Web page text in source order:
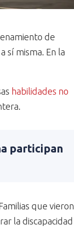
de
sí misma. En la
habilidades no
participan
que vieron
la discapacidad